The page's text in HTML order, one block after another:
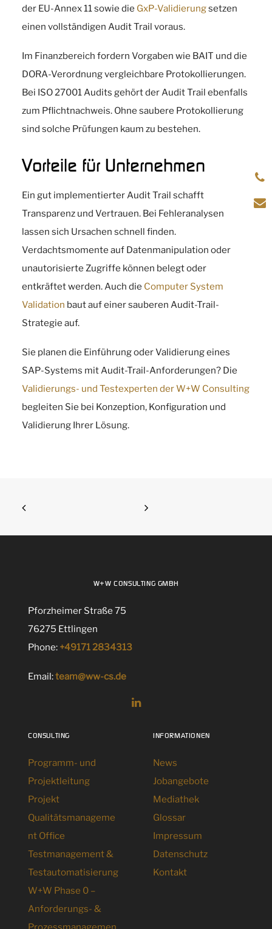
der EU-Annex 11 sowie die GxP-Validierungsetzen
einen vollständigen Audit Trail voraus.
Im Finanzbereich fordern Vorgaben wie BAIT und die
DORA-Verordnung vergleichbare Protokollierungen.
Bei ISO 27001 Audits gehört der Audit Trail ebenfalls
zum Pflichtnachweis. Ohne saubere Protokollierung
sind solche Prüfungen kaum zu bestehen.
Vorteile für Unternehmen
Ein gut implementierter Audit Trail schafft
Transparenz und Vertrauen. Bei Fehleranalysen
lassen sich Ursachen schnell finden.
Verdachtsmomente auf Datenmanipulation oder
unautorisierte Zugriffe können belegt oder
entkräftet werden. Auch die Computer System
Validation baut auf einer sauberen Audit-Trail-
Strategie auf.
Sie planen die Einführung oder Validierung eines
SAP-Systems mit Audit-Trail-Anforderungen? Die
Validierungs- und Testexperten der W+W Consulting
begleiten Sie bei Konzeption, Konfiguration und
Validierung Ihrer Lösung.
W+W CONSULTING GMBH
Pforzheimer Straße 75
76275 Ettlingen
Phone: +49171 2834313
Email:team@ww-cs.de
CONSULTING
Programm- und
Projektleitung
Projekt
Qualitätsmanageme
nt Office
Testmanagement &
Testautomatisierung
W+W Phase 0 –
Anforderungs- &
INFORMATIONEN
News
Jobangebote
Mediathek
Glossar
Impressum
Datenschutz
Kontakt